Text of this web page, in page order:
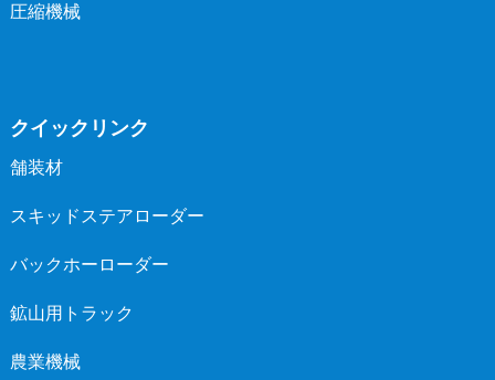
圧縮機械
クイックリンク
舗装材
スキッドステアローダー
バックホーローダー
鉱山用トラック
農業機械